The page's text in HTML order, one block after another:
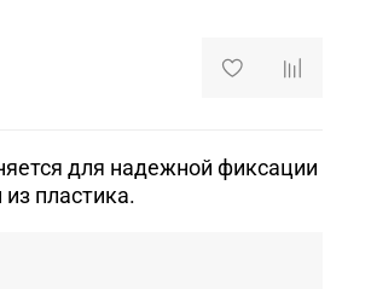
для надежной фиксации
пластика.